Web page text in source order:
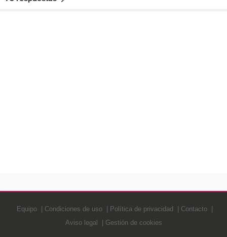
Equipo Condiciones de uso Política de privacidad
Contacto
Aviso legal
Gestión de cookies